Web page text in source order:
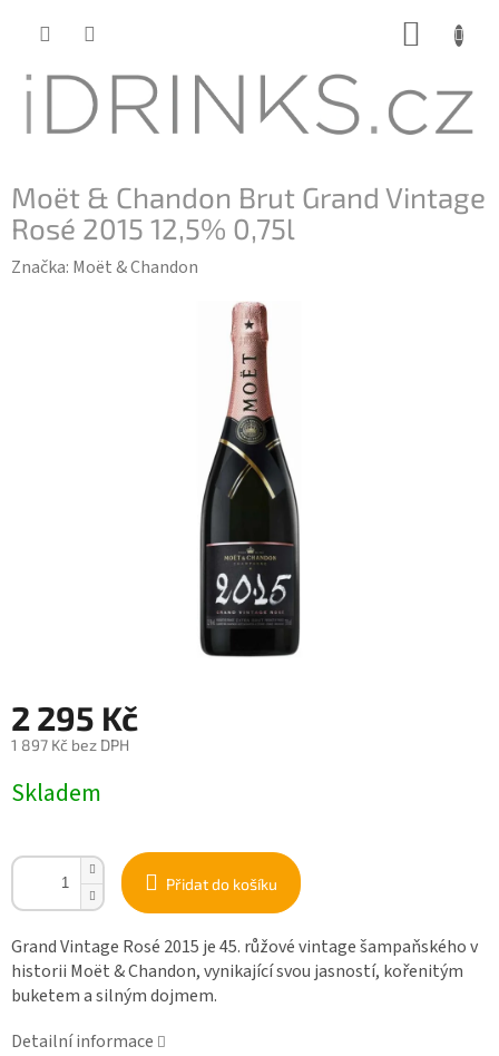
Moët & Chandon Brut Grand Vintage
Rosé 2015 12,5% 0,75l
Značka: Moët & Chandon
2 295 Kč
1 897 Kč bez DPH
cena:
Skladem
Přidat do košíku
Grand Vintage Rosé 2015 je 45. růžové vintage šampaňského v
historii Moët & Chandon, vynikající svou jasností, kořenitým
buketem a silným dojmem.
Detailní informace